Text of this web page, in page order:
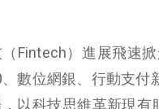
Fintech）進展飛速
、數位網銀、行動支付
以科技思維革新現